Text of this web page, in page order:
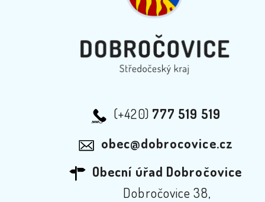
(+420) 777 519 519
obec@dobrocovice.cz
Obecní úřad Dobročovice
Dobročovice 38,